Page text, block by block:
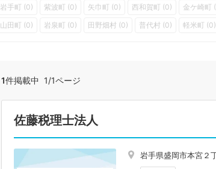
岩手町 (0)
紫波町 (0) 矢巾町 (0) 西和賀町 (0) 金ケ崎町
山田町 (0)
岩泉町 (0) 田野畑村 (0) 普代村 (0) 軽米町 (0)
1件掲載中 1/1ページ
佐藤税理士法人
岩手県盛岡市本宮２